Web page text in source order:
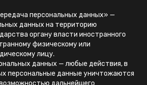
персональных данных» —
данных на территорию
органу власти иностранного
физическому или
лицу.
данных — любые действия, в
персональные данные уничтожаются
дальнейшего